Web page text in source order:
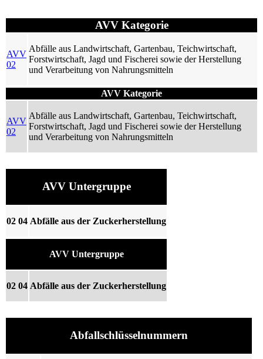
AVV Kategorie
AVV
02
Abfälle aus Landwirtschaft, Gartenbau, Teichwirtschaft,
Forstwirtschaft, Jagd und Fischerei sowie der Herstellung
und Verarbeitung von Nahrungsmitteln
AVV Kategorie
AVV
02
Abfälle aus Landwirtschaft, Gartenbau, Teichwirtschaft,
Forstwirtschaft, Jagd und Fischerei sowie der Herstellung
und Verarbeitung von Nahrungsmitteln
AVV Untergruppe
02 04 Abfälle aus der Zuckerherstellung
AVV Untergruppe
02 04 Abfälle aus der Zuckerherstellung
Abfallschlüsselnummern